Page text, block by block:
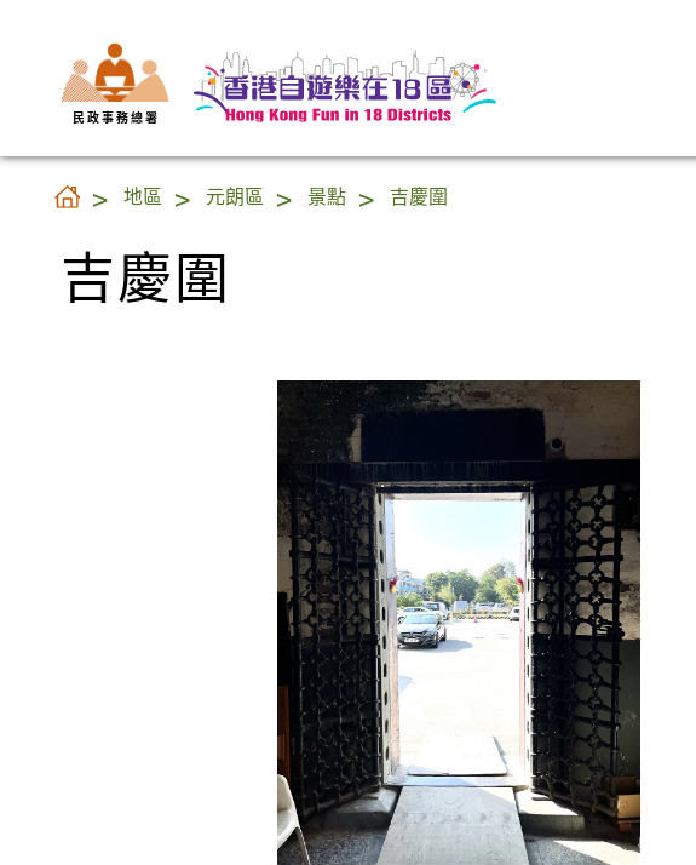
民 政 事 務 總 署
吉慶圍
地區 元朗區 景點 吉慶圍
吉慶圍